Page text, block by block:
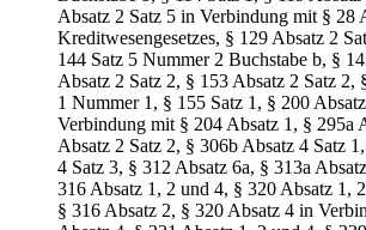
Absatz 2 Satz 5 in Verbindung mit § 28
Kreditwesengesetzes, § 129 Absatz 2
144 Satz 5 Nummer 2 Buchstabe b, §
Absatz 2 Satz 2, § 153 Absatz 2 Satz 2,
1 Nummer 1, § 155 Satz 1, § 200
Verbindung mit § 204 Absatz 1, § 295a
Absatz 2 Satz 2, § 306b Absatz 4 Satz
4 Satz 3, § 312 Absatz 6a, § 313a
316 Absatz 1, 2 und 4, § 320 Absatz 1,
§ 316 Absatz 2, § 320 Absatz 4 in